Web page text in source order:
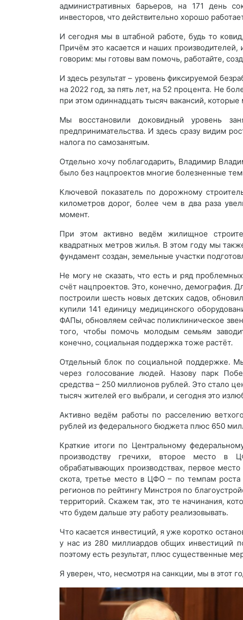
административных барьеров, на 171 день
инвесторов, что действительно хорошо
И сегодня мы в штабной работе, будь то
Причём это касается и наших
говорим: мы готовы вам помочь, работайте,
И здесь результат – уровень фиксируемой
на 2022 год, за пять лет, на 52 процента. Не
при этом одиннадцать тысяч вакансий,
Мы восстановили доковидный уровень
предпринимательства. И здесь сразу видим
налога по самозанятым.
Отдельно хочу поблагодарить, Владимир
было без нацпроектов многие болезненные
Ключевой показатель по дорожному
километров дорог, более чем в два раза
момент.
При этом активно ведём жилищное
квадратных метров жилья. В этом году мы
фундамент создан, земельные участки
Не могу не сказать, что есть и ряд
счёт нацпроектов. Это, конечно, демография.
построили шесть новых детских садов,
купили 141 единицу медицинского
ФАПы, обновляем сейчас поликлиническое
того, чтобы помочь молодым семьям
конечно, социальная поддержка тоже растёт.
Отдельный блок по социальной поддержке.
через голосование людей. Назову парк
средства – 250 миллионов рублей. Это стало
тысяч жителей его выбрали, и сегодня это
Активно ведём работы по расселению
рублей из федерального бюджета плюс 650
Краткие итоги по Центральному
производству гречихи, второе место
обрабатывающих производствах, первое
скота, третье место в ЦФО – по темпам
регионов по рейтингу Минстроя по
территорий. Скажем так, это те начинания,
что будем дальше эту работу реализовывать.
Что касается инвестиций, я уже коротко
у нас из 280 миллиардов общих инвестиций
поэтому есть результат, плюс существенные
Я уверен, что, несмотря на санкции, мы в этот